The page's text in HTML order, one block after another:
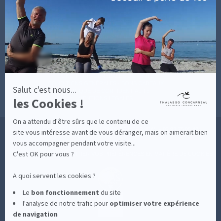
Salut c'est nous...
les Cookies !
On a attendu d'être sûrs que le contenu de ce
site vous intéresse avant de vous déranger, mais on aimerait bien
vous accompagner pendant votre visite...
C'est OK pour vous ?
A quoi servent les cookies ?
Le bon fonctionnement du site
l'analyse de notre trafic pour optimiservotre expérience
de navigation
BONNES RAISONS DE VENIR
MON COMPTE
MON PANIER
ACCÈS
CONTACT
MESURES D'HYGIÈNE
POLITIQUE DE CONFIDENTIALITÉ
36 RUE DES SABLES BLANCS - 29900 CONCARNEAU - 02 98 75 05 40
CLIQUEZ-ICI POUR MODIFIER VOS PRÉFÉRENCES EN MATIÈRE DE COOKIES